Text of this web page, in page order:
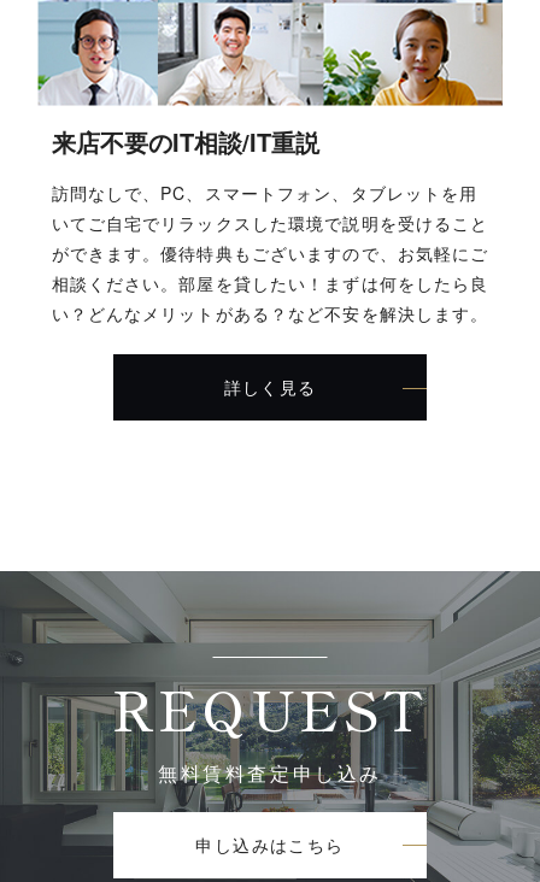
来店不要のIT相談/IT重説
訪問なしで、PC、スマートフォン、タブレットを用
いてご自宅でリラックスした環境で説明を受けること
ができます。優待特典もございますので、お気軽にご
相談ください。部屋を貸したい！まずは何をしたら良
い？どんなメリットがある？など不安を解決します。
詳しく見る
無料賃料査定申し込み
REQUEST
申し込みはこちら